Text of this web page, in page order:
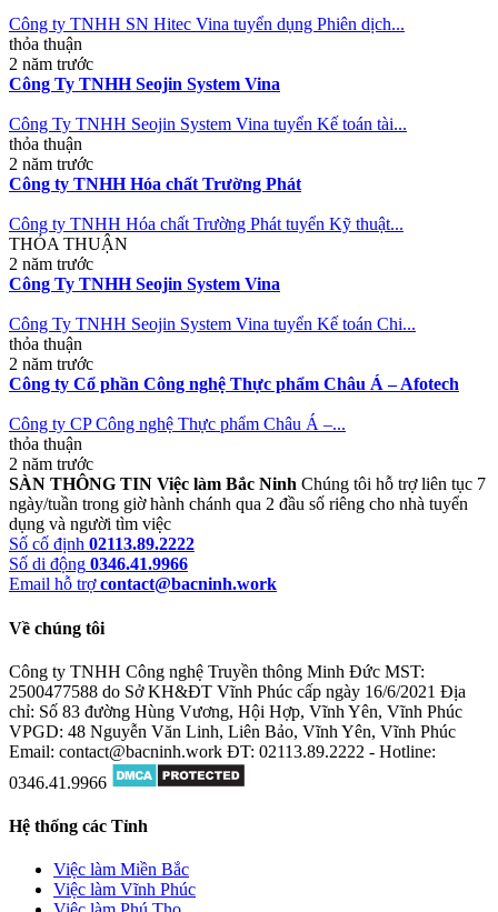
Công ty TNHH SN Hitec Vina tuyển dụng Phiên dịch...
thỏa thuận
2 năm trước
Công Ty TNHH Seojin System Vina
Công Ty TNHH Seojin System Vina tuyển Kế toán tài...
thỏa thuận
2 năm trước
Công ty TNHH Hóa chất Trường Phát
Công ty TNHH Hóa chất Trường Phát tuyển Kỹ thuật...
THỎA THUẬN
2 năm trước
Công Ty TNHH Seojin System Vina
Công Ty TNHH Seojin System Vina tuyển Kế toán Chi...
thỏa thuận
2 năm trước
Công ty Cổ phần Công nghệ Thực phẩm Châu Á – Afotech
Công ty CP Công nghệ Thực phẩm Châu Á –...
thỏa thuận
2 năm trước
SÀN THÔNG TIN Việc làm Bắc Ninh Chúng tôi hỗ trợ liên tục 7
ngày/tuần trong giờ hành chánh qua 2 đầu số riêng cho nhà tuyển
dụng và người tìm việc
Số cố định 02113.89.2222
Số di động 0346.41.9966
Email hỗ trợ contact@bacninh.work
Về chúng tôi
Công ty TNHH Công nghệ Truyền thông Minh Đức MST:
2500477588 do Sở KH&ĐT Vĩnh Phúc cấp ngày 16/6/2021 Địa
chỉ: Số 83 đường Hùng Vương, Hội Hợp, Vĩnh Yên, Vĩnh Phúc
VPGD: 48 Nguyễn Văn Linh, Liên Bảo, Vĩnh Yên, Vĩnh Phúc
Email: contact@bacninh.work ĐT: 02113.89.2222 - Hotline:
0346.41.9966
Hệ thống các Tỉnh
Việc làm Miền Bắc
Việc làm Vĩnh Phúc